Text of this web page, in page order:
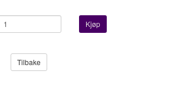
Kjøp
Tilbake